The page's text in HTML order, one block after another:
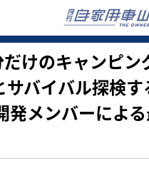
けのキャンピン
バイバル探検す
メンバーによ